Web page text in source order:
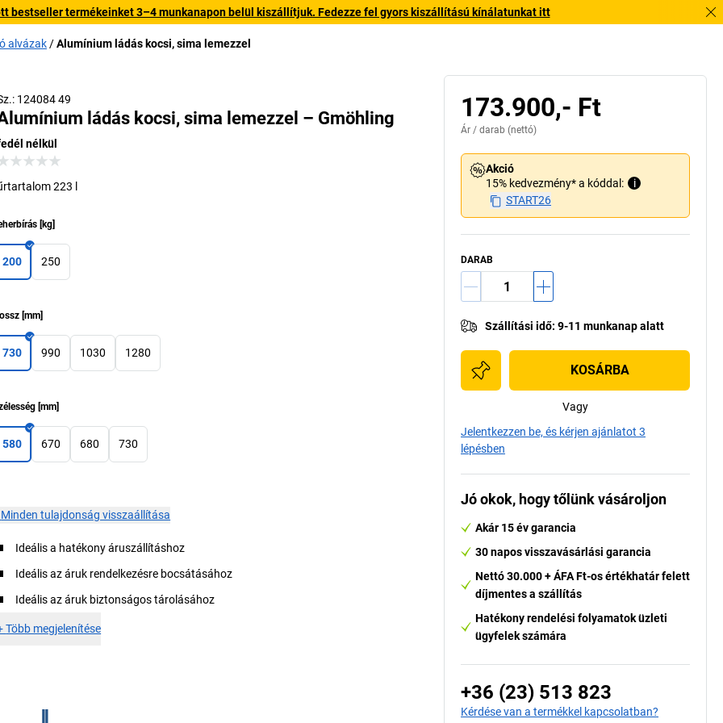
bestseller termékeinket 3–4 munkanapon belül kiszállítjuk. Fedezze fel gyors kiszállítású kínálatunkat itt
alvázak Alumínium ládás kocsi, sima lemezzel
124084 49
ládás kocsi, sima lemezzel – Gmöhling
nélkül
223 l
[kg]
200 250
[mm]
730 990 1030 1280
[mm]
580 670 680 730
Minden tulajdonság visszaállítása
Ideális a hatékony áruszállításhoz
Ideális az áruk rendelkezésre bocsátásához
Ideális az áruk biztonságos tárolásához
Több megjelenítése
173.900,- Ft
Ár / darab (nettó)
Akció
15% kedvezmény* a kóddal:
i
START26
DARAB
Szállítási idő: 9-11 munkanap alatt
KOSÁRBA
Vagy
Jelentkezzen be, és kérjen ajánlatot 3
lépésben
Jó okok, hogy tőlünk vásároljon
Akár 15 év garancia
30 napos visszavásárlási garancia
Nettó 30.000 + ÁFA Ft-os értékhatár felett
díjmentes a szállítás
Hatékony rendelési folyamatok üzleti
ügyfelek számára
+36 (23) 513 823
Kérdése van a termékkel kapcsolatban?